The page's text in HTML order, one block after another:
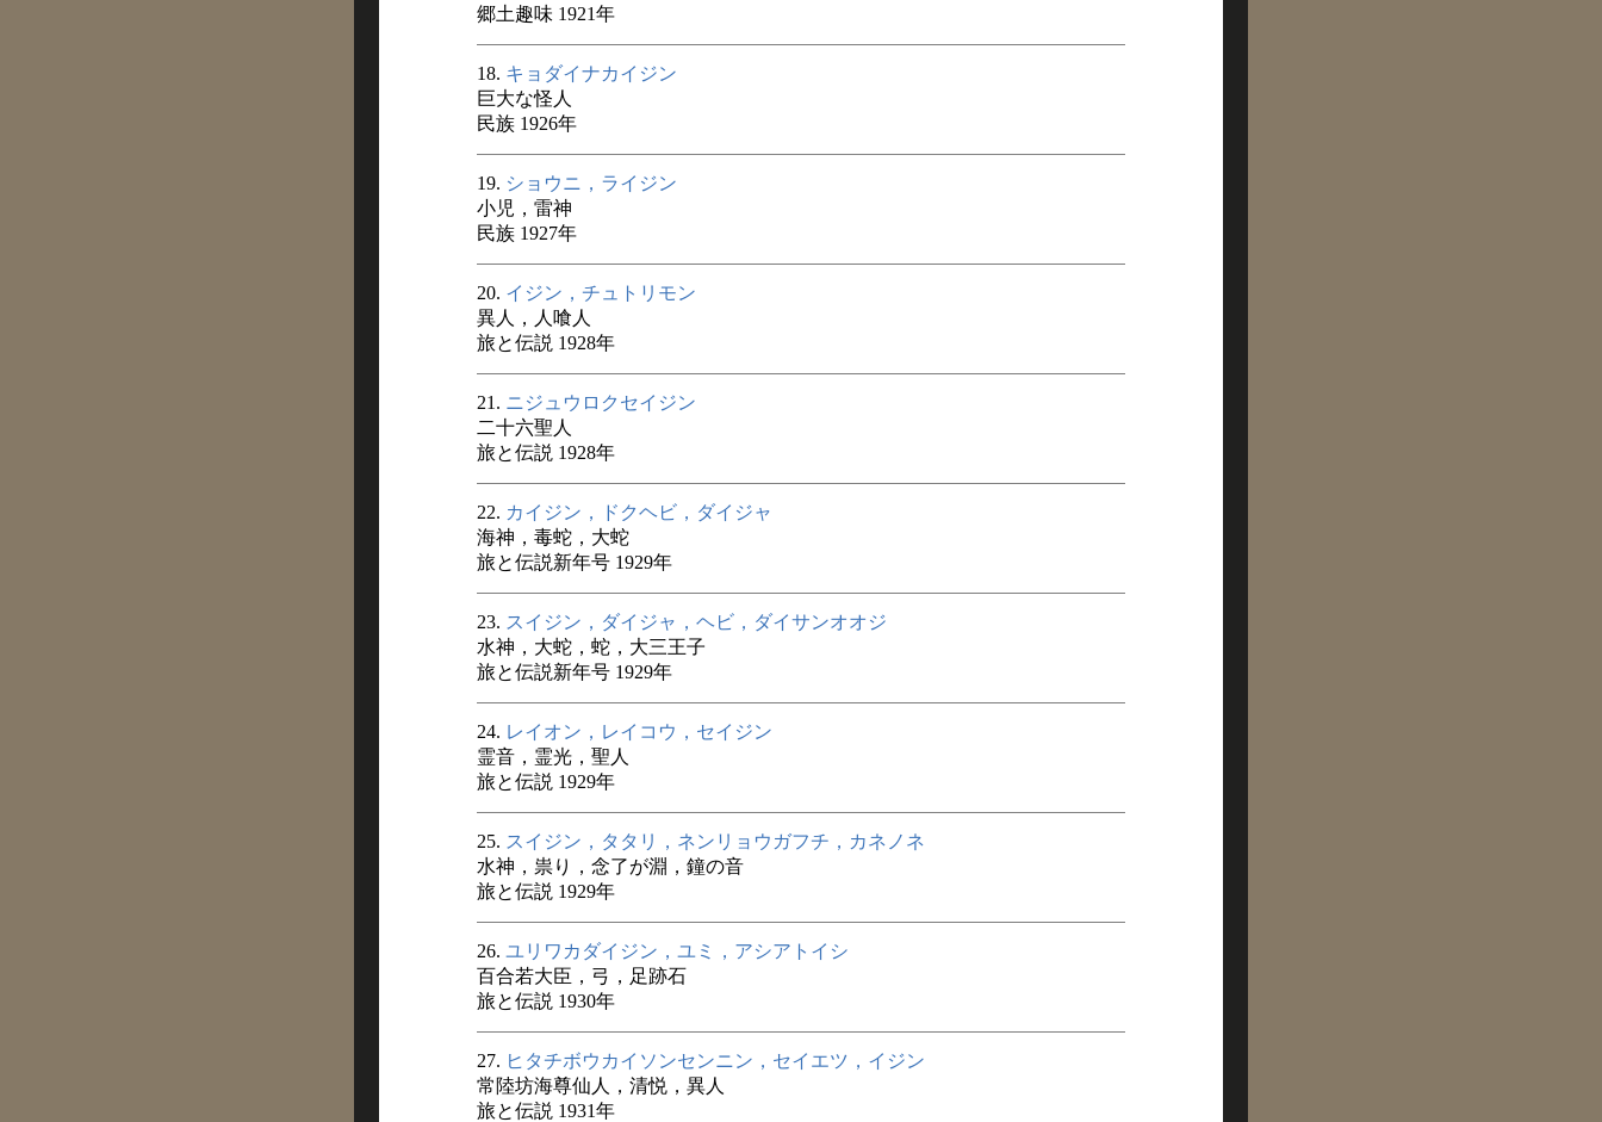
郷土趣味 1921年
18. キョダイナカイジン
巨大な怪人
民族 1926年
19. ショウニ，ライジン
小児，雷神
民族 1927年
20. イジン，チュトリモン
異人，人喰人
旅と伝説 1928年
21. ニジュウロクセイジン
二十六聖人
旅と伝説 1928年
22. カイジン，ドクヘビ，ダイジャ
海神，毒蛇，大蛇
旅と伝説新年号 1929年
23. スイジン，ダイジャ，ヘビ，ダイサンオオジ
水神，大蛇，蛇，大三王子
旅と伝説新年号 1929年
24. レイオン，レイコウ，セイジン
霊音，霊光，聖人
旅と伝説 1929年
25. スイジン，タタリ，ネンリョウガフチ，カネノネ
水神，祟り，念了が淵，鐘の音
旅と伝説 1929年
26. ユリワカダイジン，ユミ，アシアトイシ
百合若大臣，弓，足跡石
旅と伝説 1930年
27. ヒタチボウカイソンセンニン，セイエツ，イジン
常陸坊海尊仙人，清悦，異人
旅と伝説 1931年